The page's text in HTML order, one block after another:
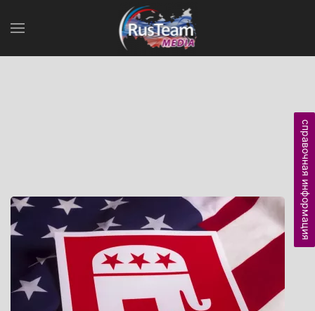
справочная информация